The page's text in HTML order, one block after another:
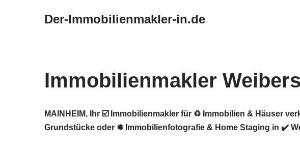
Der-Immobilienmakler-in.de
Immobilienmakler
MAINHEIM, Ihr ☑️ Immobilienmakler für ♻ Immobilien & Häuser
Grundstücke oder ✹ Immobilienfotografie & Home Staging in ✔️